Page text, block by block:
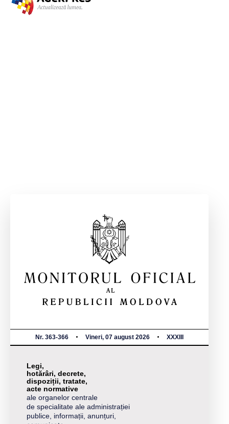
Nr. 363-366 Vineri, 07 august 2026 XXXIII
Legi,
hotărâri, decrete,
dispoziții, tratate,
acte normative
ale organelor centrale
de specialitate ale administrației
publice, informații, anunțuri,